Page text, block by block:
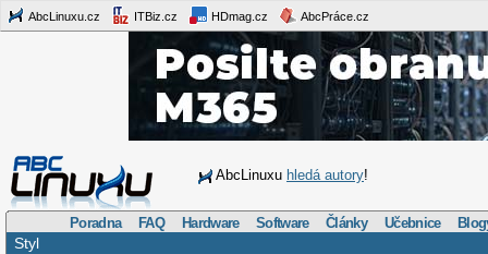
AbcLinuxu.cz ITBiz.cz HDmag.cz AbcPráce.cz
AbcLinuxu hledá autory!
Poradna FAQ Hardware Software Články Učebnice
Styl